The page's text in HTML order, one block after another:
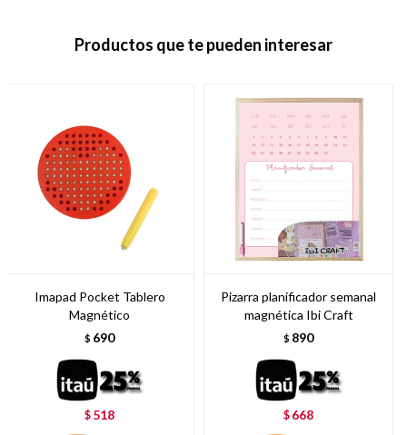
Productos que te pueden interesar
Imapad Pocket Tablero
Magnético
$ 690
$ 518
Pizarra planificador semanal
magnética Ibi Craft
$ 890
$ 668